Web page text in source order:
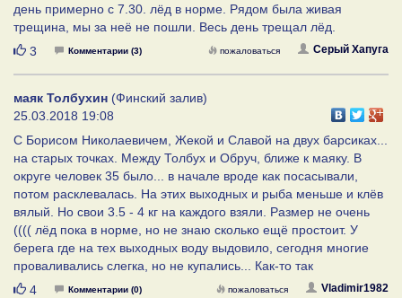
день примерно с 7.30. лёд в норме. Рядом была живая
трещина, мы за неё не пошли. Весь день трещал лёд.
Нравится
3 Комментарии (3) Серый Хапуга
пожаловаться
маяк Толбухин (Финский залив)
25.03.2018 19:08
С Борисом Николаевичем, Жекой и Славой на двух барсиках...
на старых точках. Между Толбух и Обруч, ближе к маяку. В
округе человек 35 было... в начале вроде как посасывали,
потом расклевалась. На этих выходных и рыба меньше и клёв
вялый. Но свои 3.5 - 4 кг на каждого взяли. Размер не очень
(((( лёд пока в норме, но не знаю сколько ещё простоит. У
берега где на тех выходных воду выдовило, сегодня многие
проваливались слегка, но не купались... Как-то так
Нравится
4 Комментарии (0) Vladimir1982
пожаловаться